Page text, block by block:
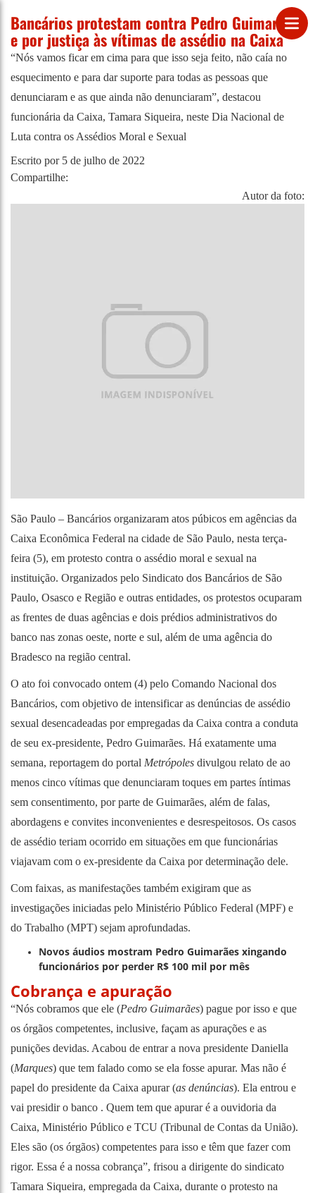
Bancários protestam contra Pedro Guimarães
e por justiça às vítimas de assédio na Caixa
“Nós vamos ficar em cima para que isso seja feito, não caía no
esquecimento e para dar suporte para todas as pessoas que
denunciaram e as que ainda não denunciaram”, destacou
funcionária da Caixa, Tamara Siqueira, neste Dia Nacional de
Luta contra os Assédios Moral e Sexual
Escrito por 5 de julho de 2022
Compartilhe:
Autor da foto:
São Paulo – Bancários organizaram atos púbicos em agências da
Caixa Econômica Federal na cidade de São Paulo, nesta terça-
feira (5), em protesto contra o assédio moral e sexual na
instituição. Organizados pelo Sindicato dos Bancários de São
Paulo, Osasco e Região e outras entidades, os protestos ocuparam
as frentes de duas agências e dois prédios administrativos do
banco nas zonas oeste, norte e sul, além de uma agência do
Bradesco na região central.
O ato foi convocado ontem (4) pelo Comando Nacional dos
Bancários, com objetivo de intensificar as denúncias de assédio
sexual desencadeadas por empregadas da Caixa contra a conduta
de seu ex-presidente, Pedro Guimarães. Há exatamente uma
semana, reportagem do portal Metrópoles divulgou relato de ao
menos cinco vítimas que denunciaram toques em partes íntimas
sem consentimento, por parte de Guimarães, além de falas,
abordagens e convites inconvenientes e desrespeitosos. Os casos
de assédio teriam ocorrido em situações em que funcionárias
viajavam com o ex-presidente da Caixa por determinação dele.
Com faixas, as manifestações também exigiram que as
investigações iniciadas pelo Ministério Público Federal (MPF) e
do Trabalho (MPT) sejam aprofundadas.
Novos áudios mostram Pedro Guimarães xingando
funcionários por perder R$ 100 mil por mês
Cobrança e apuração
“Nós cobramos que ele (Pedro Guimarães) pague por isso e que
os órgãos competentes, inclusive, façam as apurações e as
punições devidas. Acabou de entrar a nova presidente Daniella
(Marques) que tem falado como se ela fosse apurar. Mas não é
papel do presidente da Caixa apurar (as denúncias). Ela entrou e
vai presidir o banco . Quem tem que apurar é a ouvidoria da
Caixa, Ministério Público e TCU (Tribunal de Contas da União).
Eles são (os órgãos) competentes para isso e têm que fazer com
rigor. Essa é a nossa cobrança”, frisou a dirigente do sindicato
Tamara Siqueira, empregada da Caixa, durante o protesto na